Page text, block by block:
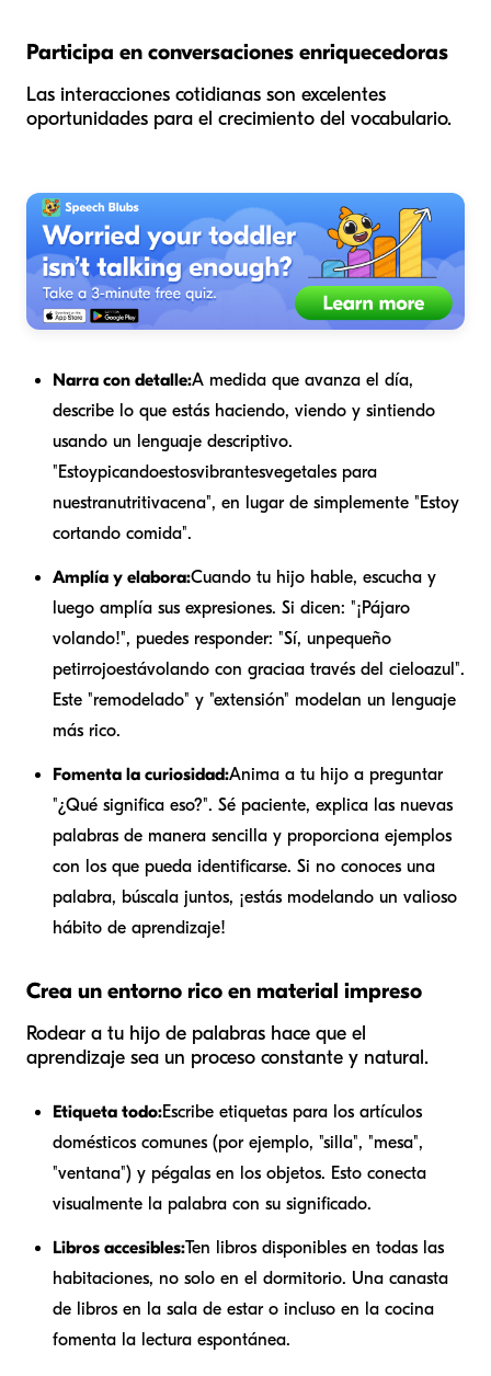
Participa en conversaciones enriquecedoras
Las interacciones cotidianas son excelentes
oportunidades para el crecimiento del vocabulario.
Narra con detalle:A medida que avanza el día,
describe lo que estás haciendo, viendo y sintiendo
usando un lenguaje descriptivo.
"Estoypicandoestosvibrantesvegetales para
nuestranutritivacena", en lugar de simplemente "Estoy
cortando comida".
Amplía y elabora:Cuando tu hijo hable, escucha y
luego amplía sus expresiones. Si dicen: "¡Pájaro
volando!", puedes responder: "Sí, unpequeño
petirrojoestávolando con graciaa través del cieloazul ".
Este "remodelado" y "extensión" modelan un lenguaje
más rico.
Fomenta la curiosidad:Anima a tu hijo a preguntar
"¿Qué significa eso?". Sé paciente, explica las nuevas
palabras de manera sencilla y proporciona ejemplos
con los que pueda identificarse. Si no conoces una
palabra, búscala juntos, ¡estás modelando un valioso
hábito de aprendizaje!
Crea un entorno rico en material impreso
Rodear a tu hijo de palabras hace que el
aprendizaje sea un proceso constante y natural.
Etiqueta todo:Escribe etiquetas para los artículos
domésticos comunes (por ejemplo, "silla", "mesa",
"ventana") y pégalas en los objetos. Esto conecta
visualmente la palabra con su significado.
Libros accesibles:Ten libros disponibles en todas las
habitaciones, no solo en el dormitorio. Una canasta
de libros en la sala de estar o incluso en la cocina
fomenta la lectura espontánea.